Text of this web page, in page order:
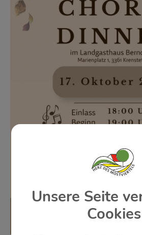
Unsere Seite
Cookies